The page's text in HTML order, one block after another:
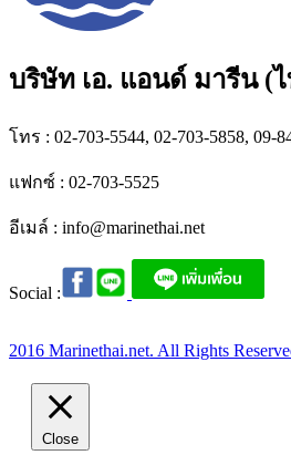
บริษัท เอ. แอนด์ มารีน (
โทร : 02-703-5544, 02-703-5858, 09-
แฟกซ์ : 02-703-5525
อีเมล์ : info@marinethai.net
Social :
2016 Marinethai.net. All Rights
Close